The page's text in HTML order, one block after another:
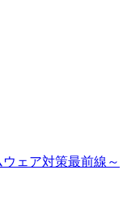
ェア対策最前線～